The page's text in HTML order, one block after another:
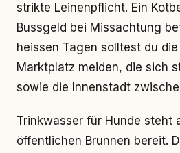
strikte Leinenpflicht. Ein
Bussgeld bei Missachtung
heissen Tagen solltest du
Marktplatz meiden, die sich
sowie die Innenstadt
Trinkwasser für Hunde steht
öffentlichen Brunnen bereit.